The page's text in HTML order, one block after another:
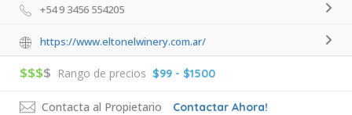
+54 9 3456 554205
https://www.eltonelwinery.com.ar/
$$$$ Rango de precios $99 - $1500
Contacta al Propietario Contactar Ahora!